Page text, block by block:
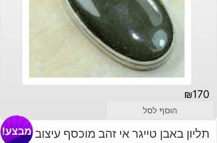
₪170
הוסף לסל
תליון באבן טייגר אי זהב מוכסף עיצוב מיוחד
מבצע!